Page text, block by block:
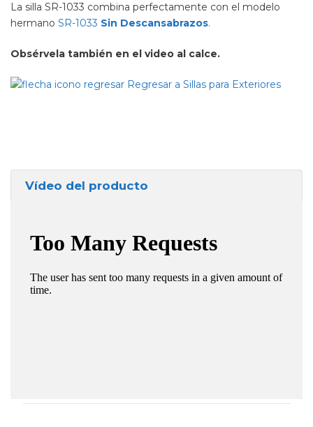
La silla SR-1033 combina perfectamente con el modelo
hermano SR-1033 Sin Descansabrazos.
Obsérvela también en el video al calce.
Regresar a Sillas para Exteriores
Vídeo del producto